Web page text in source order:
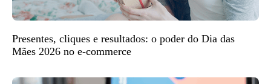
Presentes, cliques e resultados: o poder do Dia das
Mães 2026 no e-commerce